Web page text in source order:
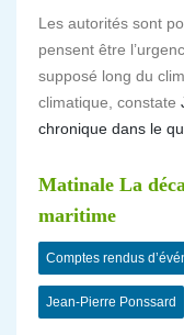
Les autorités sont
pensent être
supposé long du
climatique, constate
chronique dans le
Matinale La
maritime
Comptes rendus
Jean-Pierre Ponssard